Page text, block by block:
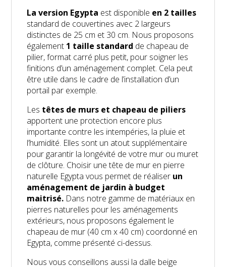
La version Egypta est disponible en 2 tailles
standard de couvertines avec 2 largeurs
distinctes de 25 cm et 30 cm. Nous proposons
également 1 taille standard de chapeau de
pilier, format carré plus petit, pour soigner les
finitions d’un aménagement complet. Cela peut
être utile dans le cadre de l’installation d’un
portail par exemple.
Les têtes de murs et chapeau de piliers
apportent une protection encore plus
importante contre les intempéries, la pluie et
l’humidité. Elles sont un atout supplémentaire
pour garantir la longévité de votre mur ou muret
de clôture. Choisir une tête de mur en pierre
naturelle Egypta vous permet de réaliser un
aménagement de jardin à budget
maitrisé. Dans notre gamme de matériaux en
pierres naturelles pour les aménagements
extérieurs, nous proposons également le
chapeau de mur (40 cm x 40 cm) coordonné en
Egypta, comme présenté ci-dessus.
Nous vous conseillons aussi la dalle beige